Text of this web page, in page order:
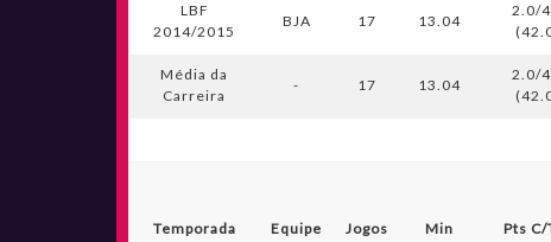
LBF
2014/2015
BJA 17 13.04
2.0/
Média da
Carreira
- 17 13.04
2.0/
Temporada Equipe Jogos Min Pts C/